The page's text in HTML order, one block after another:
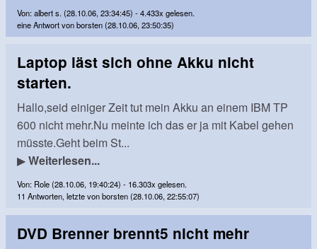
Von: albert s. (28.10.06, 23:34:45) - 4.433x gelesen.
eine Antwort von borsten (28.10.06, 23:50:35)
Laptop läst sich ohne Akku nicht
starten.
Hallo,seid einiger Zeit tut mein Akku an einem IBM TP
600 nicht mehr.Nu meinte ich das er ja mit Kabel gehen
müsste.Geht beim St...
▶Weiterlesen...
Von: Role (28.10.06, 19:40:24) - 16.303x gelesen.
11 Antworten, letzte von borsten (28.10.06, 22:55:07)
DVD Brenner brennt5 nicht mehr